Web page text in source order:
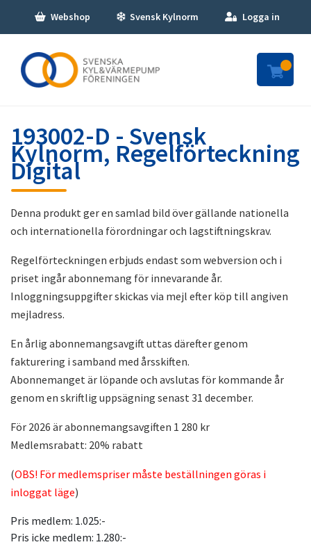
Webshop Svensk Kylnorm Logga in
193002-D - Svensk
Kylnorm, Regelförteckning
Digital
Denna produkt ger en samlad bild över gällande nationella
och internationella förordningar och lagstiftningskrav.
Regelförteckningen erbjuds endast som webversion och i
priset ingår abonnemang för innevarande år.
Inloggningsuppgifter skickas via mejl efter köp till angiven
mejladress.
En årlig abonnemangsavgift uttas därefter genom
fakturering i samband med årsskiften.
Abonnemanget är löpande och avslutas för kommande år
genom en skriftlig uppsägning senast 31 december.
För 2026 är abonnemangsavgiften 1 280 kr
Medlemsrabatt: 20% rabatt
(OBS! För medlemspriser måste beställningen göras i
inloggat läge)
Pris medlem: 1.025:-
Pris icke medlem: 1.280:-